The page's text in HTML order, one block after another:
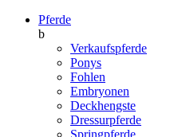
Pferde
b
Verkaufspferde
Ponys
Fohlen
Embryonen
Deckhengste
Dressurpferde
Springpferde